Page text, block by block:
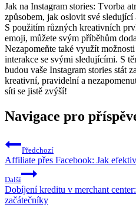
Jak na Instagram stories: Tvorba
způsobem, jak oslovit své
S použitím různých kreativních
emoji, můžete svým příběhům
Nezapomeňte také využít
interakce se svými sledujícími. S
budou vaše Instagram stories stát
kreativní, pravidelní a
síti se jistě zvýší!
Navigace pro
Předchozí
Affiliate přes Facebook: Jak
Další
Dobíjení kreditu v merchant
začátečníky